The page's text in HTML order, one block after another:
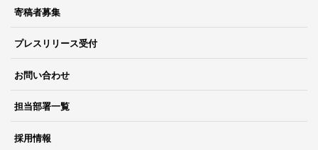
寄稿者募集
プレスリリース受付
お問い合わせ
担当部署一覧
採用情報